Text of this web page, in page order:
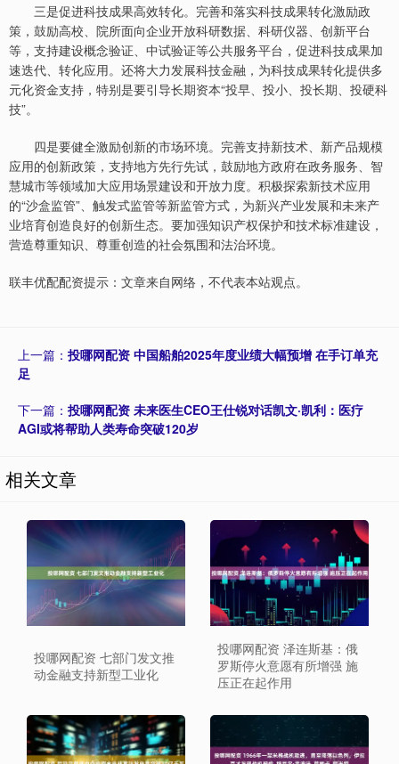
三是促进科技成果高效转化。完善和落实科技成果转化激励政
策，鼓励高校、院所面向企业开放科研数据、科研仪器、创新平台
等，支持建设概念验证、中试验证等公共服务平台，促进科技成果加
速迭代、转化应用。还将大力发展科技金融，为科技成果转化提供多
元化资金支持，特别是要引导长期资本“投早、投小、投长期、投硬科
技”。
四是要健全激励创新的市场环境。完善支持新技术、新产品规模
应用的创新政策，支持地方先行先试，鼓励地方政府在政务服务、智
慧城市等领域加大应用场景建设和开放力度。积极探索新技术应用
的“沙盒监管”、触发式监管等新监管方式，为新兴产业发展和未来产
业培育创造良好的创新生态。要加强知识产权保护和技术标准建设，
营造尊重知识、尊重创造的社会氛围和法治环境。
联丰优配配资提示：文章来自网络，不代表本站观点。
上一篇： 投哪网配资 中国船舶2025年度业绩大幅预增 在手订单充
足
下一篇： 投哪网配资 未来医生CEO王仕锐对话凯文·凯利：医疗
AGI或将帮助人类寿命突破120岁
相关文章
投哪网配资 七部门发文推
动金融支持新型工业化
投哪网配资 泽连斯基：俄
罗斯停火意愿有所增强 施
压正在起作用